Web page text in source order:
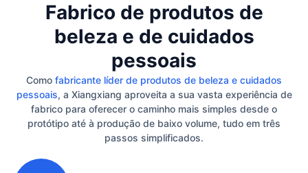
Fabrico de produtos de
beleza e de cuidados
pessoais
Como fabricante líder de produtos de beleza e cuidados
pessoais, a Xiangxiang aproveita a sua vasta experiência de
fabrico para oferecer o caminho mais simples desde o
protótipo até à produção de baixo volume, tudo em três
passos simplificados.